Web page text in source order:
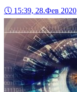
🕔 15:39, 28.Фев 2020